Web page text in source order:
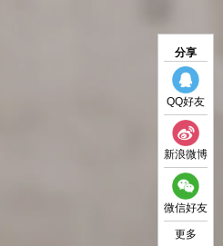
分享
QQ好友
新浪微博
微信好友
更多